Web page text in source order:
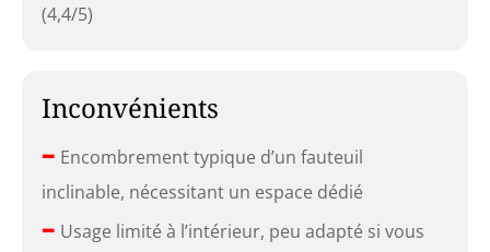
(4,4/5)
Inconvénients
– Encombrement typique d’un fauteuil
inclinable, nécessitant un espace dédié
– Usage limité à l’intérieur, peu adapté si vous